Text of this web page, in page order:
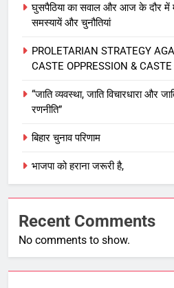
घुसपैठिया का सवाल और आज के दौर में
समस्‍यायें और चुनौतियां
PROLETARIAN STRATEGY
CASTE OPPRESSION &
“जाति व्यवस्था, जाति विचारधारा और
रणनीति”
बिहार चुनाव परिणाम
भाजपा को हराना जरूरी है,
Recent Comments
No comments to show.